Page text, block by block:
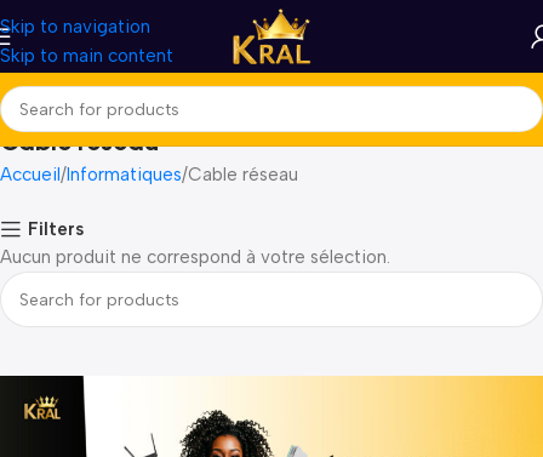
Skip to navigation
Skip to main content
Cable réseau
Accueil Informatiques Cable réseau
Filters
Aucun produit ne correspond à votre sélection.